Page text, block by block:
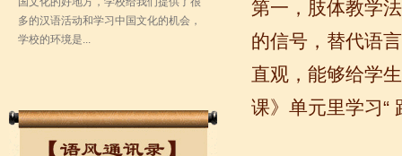
多的汉语活动和学习中国文化的机会，
学校的环境是...
第一，肢体教学
的信号，替代语
直观，能够给学
课》单元里学习“